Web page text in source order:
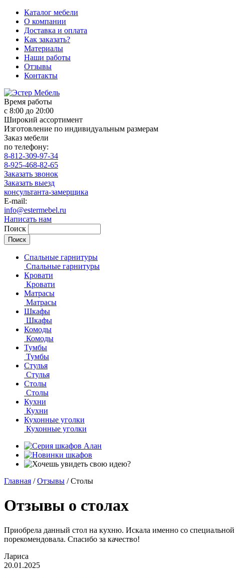
Каталог мебели
О компании
Доставка и оплата
Как заказать?
Материалы
Наши работы
Отзывы
Контакты
Время работы
с 8:00 до 20:00
Широкий ассортимент
Изготовление по индивидуальным размерам
Заказ мебели
по телефону:
8-812-309-97-34
8-925-468-82-65
Заказать звонок
Заказать выезд
консультанта-замерщика
E-mail:
info@estermebel.ru
Написать нам
Поиск
Спальные гарнитуры
Спальные гарнитуры
Кровати
Кровати
Матрасы
Матрасы
Шкафы
Шкафы
Комоды
Комоды
Тумбы
Тумбы
Стулья
Стулья
Столы
Столы
Кухни
Кухни
Кухонные уголки
Кухонные уголки
Главная / Отзывы / Столы
Отзывы о столах
Приобрела данный стол на кухню. Искала именно со специальной
порекомендовала. Спасибо за качество!
Лариса
20.01.2025